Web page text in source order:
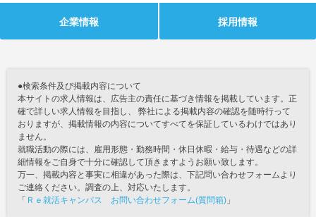
企業情報 採用情報
●検索条件及び掲載内容について
本サイトの求人情報は、広告主の責任に基づき情報を掲載しています。正
確で詳しい求人情報を目指し、 弊社による掲載内容の確認を随時行って
おりますが、掲載情報の内容についてすべてを保証しているわけではあり
ません。
就職活動の際には、雇用形態・勤務時間・休日休暇・給与・待遇などの詳
細情報をご自身で十分に確認して頂きますようお願い致します。
万一、掲載内容と事実に相違があった際は、下記問い合わせフォームより
ご連絡ください。調査の上、対応いたします。
「 Ｒｅ就活キャンパス お問い合わせフォーム(質問箱) 」